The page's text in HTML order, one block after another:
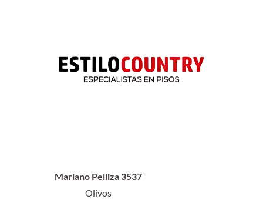
Mariano Pelliza 3537
Olivos